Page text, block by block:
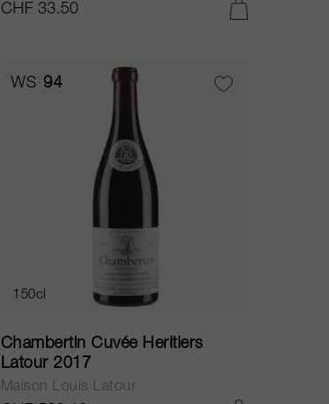
CHF 33.50
WS 94
150cl
Chambertin Cuvée Heritiers
Latour 2017
Maison Louis Latour